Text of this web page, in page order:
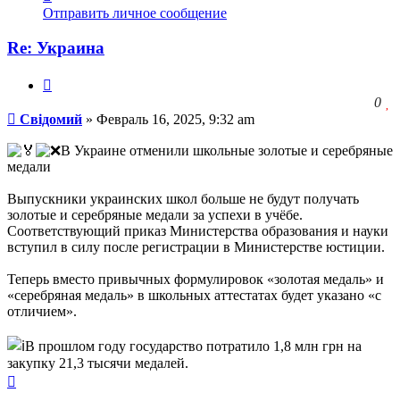
информация
пользователя
Отправить личное сообщение
Re: Украина
0
Сообщение
Свідомий » Февраль 16, 2025, 9:32 am
В Украине отменили школьные золотые и серебряные
медали
Выпускники украинских школ больше не будут получать
золотые и серебряные медали за успехи в учёбе.
Соответствующий приказ Министерства образования и науки
вступил в силу после регистрации в Министерстве юстиции.
Теперь вместо привычных формулировок «золотая медаль» и
«серебряная медаль» в школьных аттестатах будет указано «с
отличием».
В прошлом году государство потратило 1,8 млн грн на
закупку 21,3 тысячи медалей.